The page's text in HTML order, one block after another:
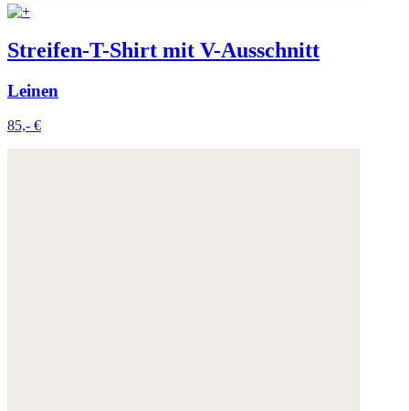
Streifen-T-Shirt mit V-Ausschnitt
Leinen
85,- €